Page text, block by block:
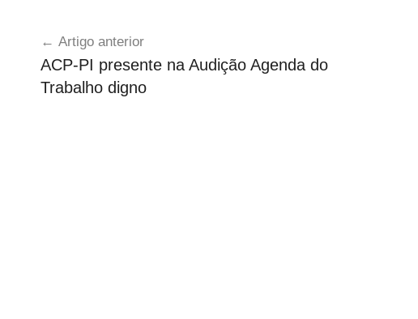
a
t
e
artigos
Artigo anterior
ACP-PI presente na Audição Agenda do
Trabalho digno